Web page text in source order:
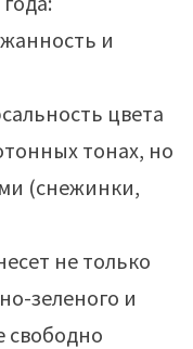
и
цвета
тонах, но
(снежинки,
не только
зеленого и
свободно